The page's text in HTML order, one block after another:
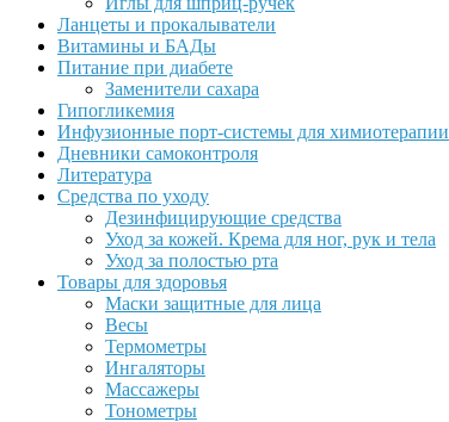
Ланцеты и прокалыватели
Витамины и БАДы
Питание при диабете
Заменители сахара
Гипогликемия
Инфузионные порт-системы для химиотерапии
Дневники самоконтроля
Литература
Средства по уходу
Дезинфицирующие средства
Уход за кожей. Крема для ног, рук и тела
Уход за полостью рта
Товары для здоровья
Маски защитные для лица
Весы
Термометры
Ингаляторы
Массажеры
Тонометры